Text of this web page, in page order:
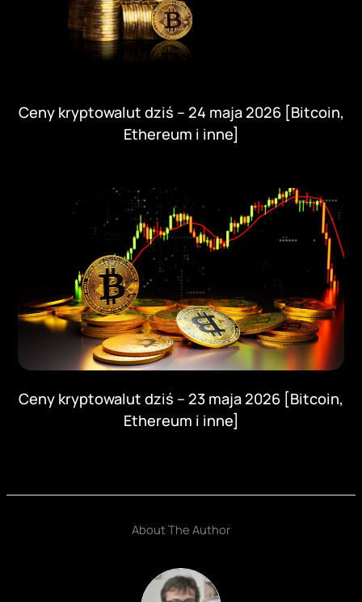
Ceny kryptowalut dziś – 24 maja 2026 [Bitcoin,
Ethereum i inne]
Ceny kryptowalut dziś – 23 maja 2026 [Bitcoin,
Ethereum i inne]
About The Author